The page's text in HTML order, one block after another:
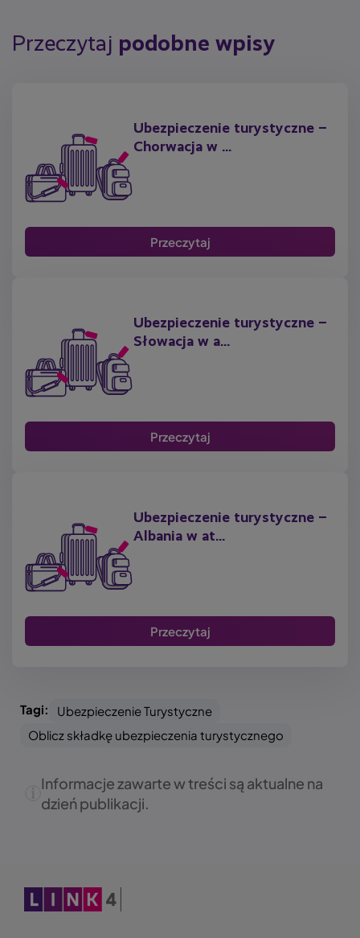
Przeczytaj podobne wpisy
Ubezpieczenie turystyczne –
Chorwacja w ...
Przeczytaj
Ubezpieczenie turystyczne –
Słowacja w a...
Przeczytaj
Ubezpieczenie turystyczne –
Albania w at...
Przeczytaj
Tagi:
Ubezpieczenie Turystyczne
Oblicz składkę ubezpieczenia turystycznego
Informacje zawarte w treści są aktualne na
dzień publikacji.
Obraz